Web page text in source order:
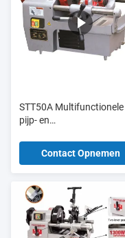
STT50A Multifunctionele
pijp- en
en M33
Contact Opnemen